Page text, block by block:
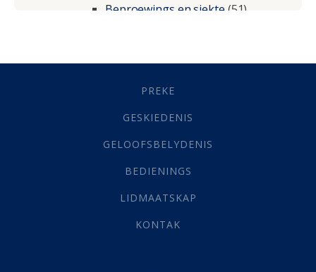
Beproewings en siekte(51)
Geestelike Groei(10)
(21)
Grys Areas(4)
Lewensdoel(3)
Selfondersoek(1)
Werk(22)
(142)
PREKE
GESKIEDENIS
GELOOFSBELYDENIS
BEDIENINGS
LIDMAATSKAP
KONTAK